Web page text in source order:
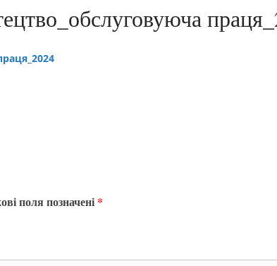
поля позначені *